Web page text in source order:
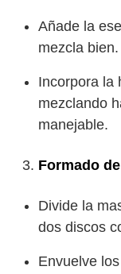
Añade la
mezcla bien.
Incorpora la
mezclando
manejable.
Formado
Divide la
dos discos
Envuelve